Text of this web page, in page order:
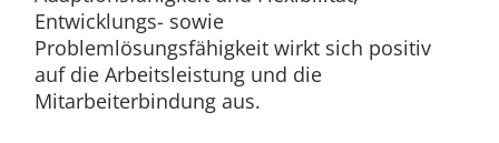
Entwicklungs- sowie
Problemlösungsfähigkeit wirkt sich positiv
auf die Arbeitsleistung und die
Mitarbeiterbindung aus.